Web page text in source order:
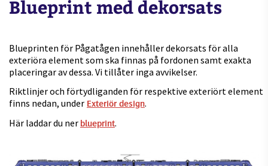
Blueprint med dekorsats
Blueprinten för Pågatågen innehåller dekorsats för alla
exteriöra element som ska finnas på fordonen samt exakta
placeringar av dessa. Vi tillåter inga avvikelser.
Riktlinjer och förtydliganden för respektive exteriört element
finns nedan, under Exteriör design.
Här laddar du ner blueprint.